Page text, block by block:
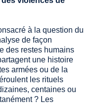
à la question du
de façon
des restes humains
une histoire
armées ou de la
les rituels
centaines ou
? Les